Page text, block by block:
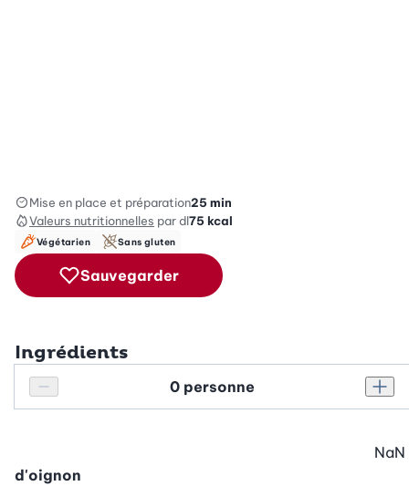
Mise en place et préparation25 min
Valeurs nutritionnelles par dl75 kcal
Végétarien Sans gluten
Sauvegarder
Ingrédients
Réduire le nombre de personnes
Personnes
d'oignon
NaN